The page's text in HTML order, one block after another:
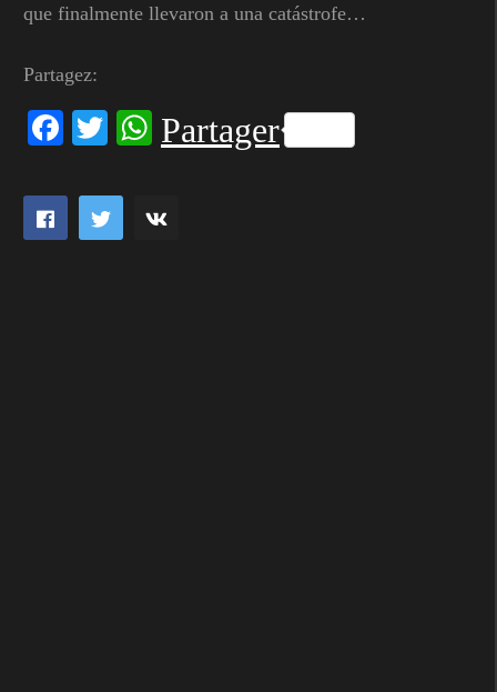
que finalmente llevaron a una catástrofe…
Partagez:
Facebook
Twitter
WhatsApp
Partager